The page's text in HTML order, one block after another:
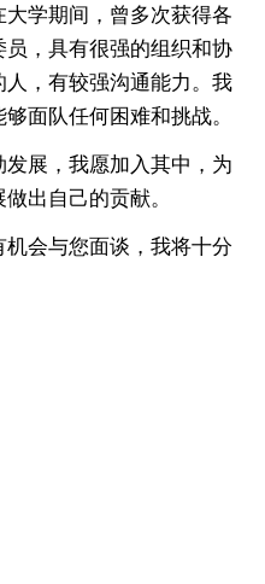
学期间，曾多次获得各
，具有很强的组织和协
，有较强沟通能力。我
面队任何困难和挑战。
展，我愿加入其中，为
出自己的贡献。
会与您面谈，我将十分